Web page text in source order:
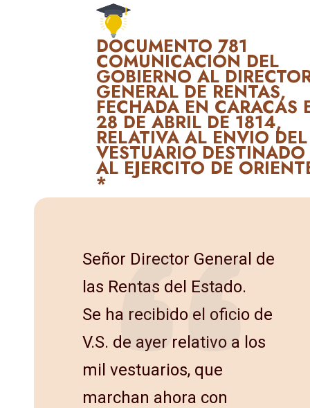
DOCUMENTO 781
COMUNICACIÓN DEL
GOBIERNO AL
GENERAL DE RENTAS,
FECHADA EN CARACAS
28 DE ABRIL DE 1814,
RELATIVA AL ENVIO DEL
VESTUARIO DESTINADO
AL EJERCITO DE
*
Señor Director General de
las Rentas del Estado.
Se ha recibido el oficio de
V.S. de ayer relativo a los
mil vestuarios, que
marchan ahora con